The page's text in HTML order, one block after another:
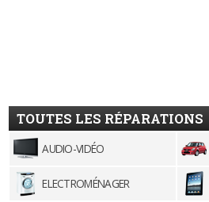
TOUTES LES RÉPARATIONS
AUDIO-VIDÉO
ELECTROMÉNAGER